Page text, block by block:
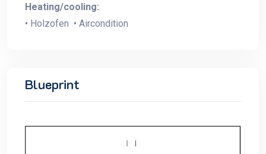
Heating/cooling:
• Holzofen • Aircondition
Blueprint